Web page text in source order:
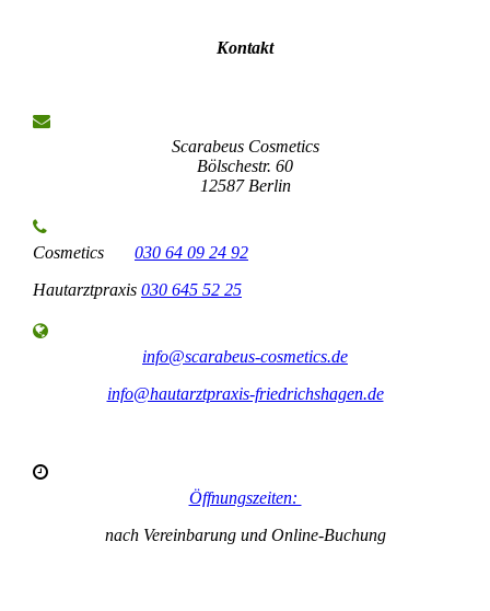
Kontakt
Scarabeus Cosmetics
Bölschestr. 60
12587 Berlin
Cosmetics 030 64 09 24 92
Hautarztpraxis 030 645 52 25
info@scarabeus-cosmetics.de
info@hautarztpraxis-friedrichshagen.de
Öffnungszeiten:
nach Vereinbarung und Online-Buchung